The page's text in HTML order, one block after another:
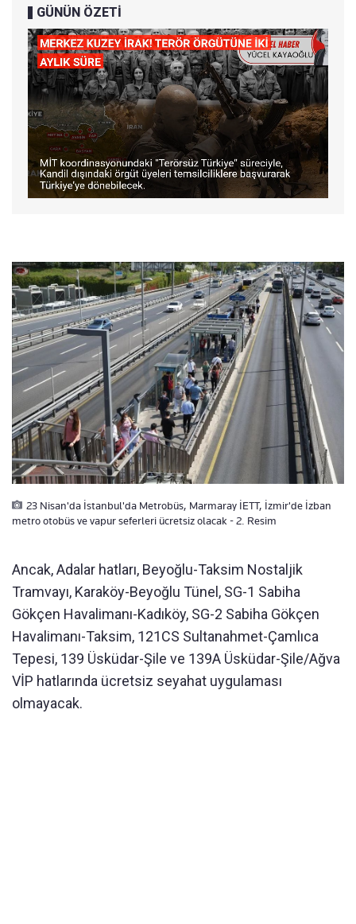
GÜNÜN ÖZETİ
23 Nisan'da İstanbul'da Metrobüs, Marmaray İETT, İzmir'de İzban
metro otobüs ve vapur seferleri ücretsiz olacak - 2. Resim
Ancak, Adalar hatları, Beyoğlu-Taksim Nostaljik
Tramvayı, Karaköy-Beyoğlu Tünel, SG-1 Sabiha
Gökçen Havalimanı-Kadıköy, SG-2 Sabiha Gökçen
Havalimanı-Taksim, 121CS Sultanahmet-Çamlıca
Tepesi, 139 Üsküdar-Şile ve 139A Üsküdar-Şile/Ağva
VİP hatlarında ücretsiz seyahat uygulaması
olmayacak.